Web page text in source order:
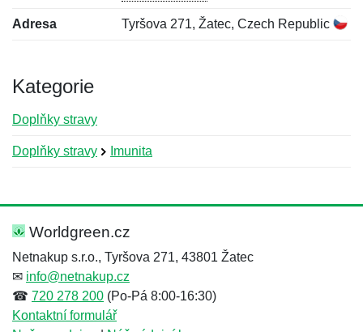
Adresa Tyršova 271, Žatec, Czech Republic
Kategorie
Doplňky stravy
Doplňky stravy Imunita
Hodnocení:
Jméno: *
Jméno:
E-mail:*
Worldgreen.cz
Netnakup s.r.o., Tyršova 271, 43801 Žatec
✉ info@netnakup.cz
☎ 720 278 200 (Po-Pá 8:00-16:30)
Kontaktní formulář